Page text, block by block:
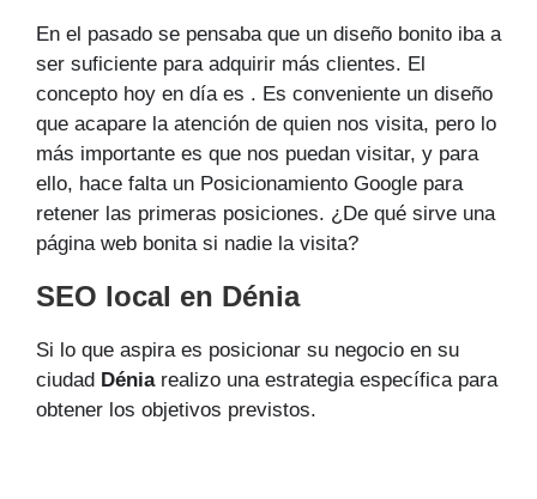
En el pasado se pensaba que un diseño bonito iba a
ser suficiente para adquirir más clientes. El
concepto hoy en día es . Es conveniente un diseño
que acapare la atención de quien nos visita, pero lo
más importante es que nos puedan visitar, y para
ello, hace falta un Posicionamiento Google para
retener las primeras posiciones. ¿De qué sirve una
página web bonita si nadie la visita?
SEO local en Dénia
Si lo que aspira es posicionar su negocio en su
ciudad Déniarealizo una estrategia específica para
obtener los objetivos previstos.